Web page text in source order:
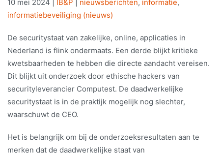
10 mei 2024 IB&P nieuwsberichten, informatie,
informatiebeveiliging (nieuws)
De securitystaat van zakelijke, online, applicaties in
Nederland is flink ondermaats. Een derde blijkt kritieke
kwetsbaarheden te hebben die directe aandacht vereisen.
Dit blijkt uit onderzoek door ethische hackers van
securityleverancier Computest. De daadwerkelijke
securitystaat is in de praktijk mogelijk nog slechter,
waarschuwt de CEO.
Het is belangrijk om bij de onderzoeksresultaten aan te
merken dat de daadwerkelijke staat van